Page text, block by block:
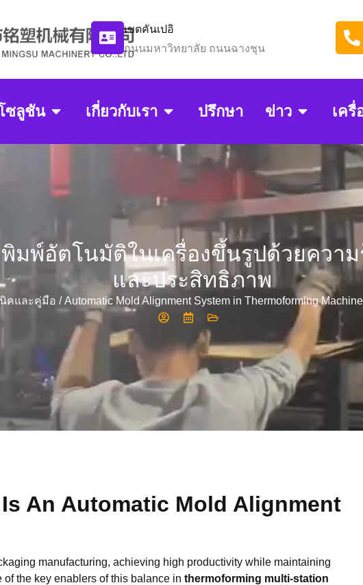
เขตคันเปอิ
ถนนมหาวิทยาลัย ถนนฉางชุน
ซลูชัน เกี่ยวกับเรา ปรึกษา ข่าว เครื่
มพ์อัตโนมัติในเครื่องขึ้นรูปด้วยควา
และประสิทธิภาพ
คและคู่มือ / Automatic Mold Alignment System in Thermoforming
An Automatic Mold Alignment
manufacturing, achieving high productivity while maintaining
the key enablers of this balance in thermoforming multi-station